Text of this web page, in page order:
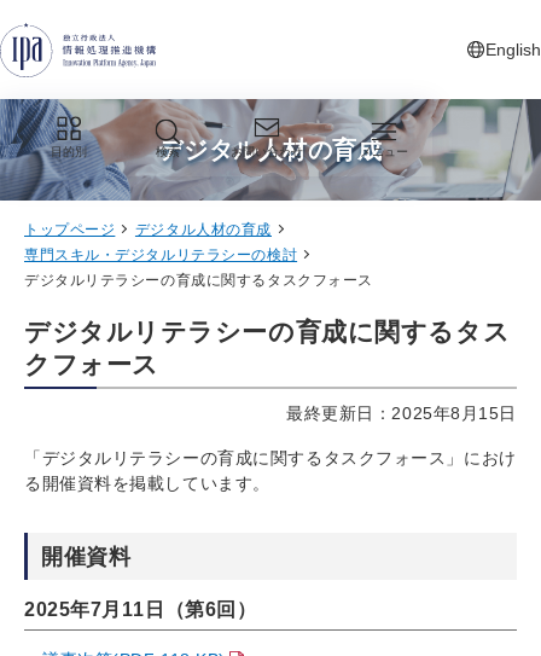
English
新しいタ
目的別 検索 お問い合わせ メニュー
デジタル人材の育成
トップページ
デジタル人材の育成
専門スキル・デジタルリテラシーの検討
デジタルリテラシーの育成に関するタスクフォース
デジタルリテラシーの育成に関するタス
クフォース
最終更新日：2025年8月15日
「デジタルリテラシーの育成に関するタスクフォース」におけ
る開催資料を掲載しています。
開催資料
2025年7月11日（第6回）